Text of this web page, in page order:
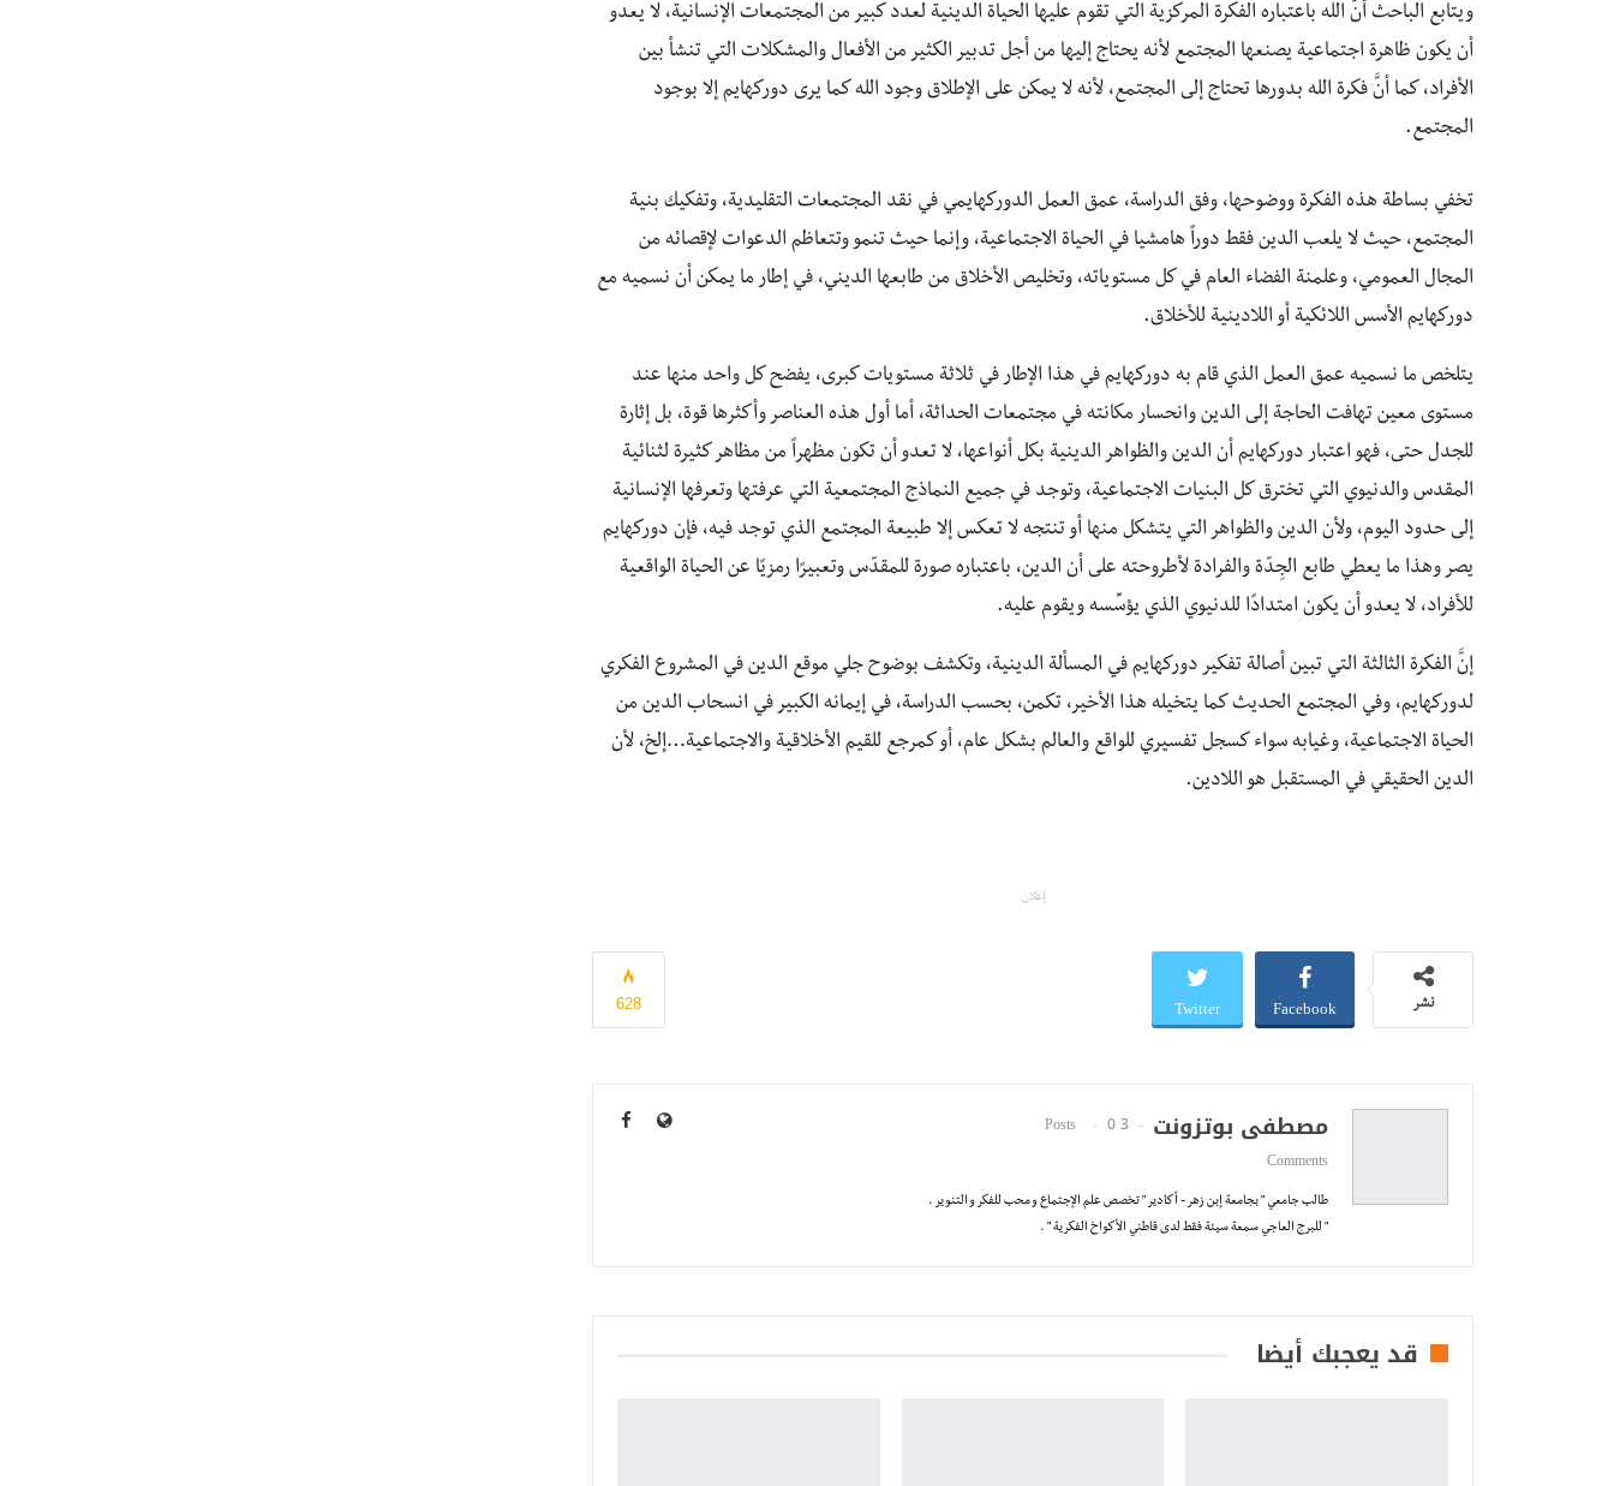
ويتابع الباحث أنَّ الله باعتباره الفكرة المركزية التي تقوم عليها الحياة الدينية لعدد كبير من المجتمعات الإنسانية، لا يعدو
أن يكون ظاهرة اجتماعية يصنعها المجتمع لأنه يحتاج إليها من أجل تدبير الكثير من الأفعال والمشكلات التي تنشأ بين
الأفراد، كما أنَّ فكرة الله بدورها تحتاج إلى المجتمع، لأنه لا يمكن على الإطلاق وجود الله كما يرى دوركهايم إلا بوجود
المجتمع.
تخفي بساطة هذه الفكرة ووضوحها، وفق الدراسة، عمق العمل الدوركهايمي في نقد المجتمعات التقليدية، وتفكيك بنية
المجتمع، حيث لا يلعب الدين فقط دوراً هامشيا في الحياة الاجتماعية، وإنما حيث تنمو وتتعاظم الدعوات لإقصائه من
المجال العمومي، وعلمنة الفضاء العام في كل مستوياته، وتخليص الأخلاق من طابعها الديني، في إطار ما يمكن أن نسميه مع
دوركهايم الأسس اللائكية أو اللادينية للأخلاق.
يتلخص ما نسميه عمق العمل الذي قام به دوركهايم في هذا الإطار في ثلاثة مستويات كبرى، يفضح كل واحد منها عند
مستوى معين تهافت الحاجة إلى الدين وانحسار مكانته في مجتمعات الحداثة، أما أول هذه العناصر وأكثرها قوة، بل إثارة
للجدل حتى، فهو اعتبار دوركهايم أن الدين والظواهر الدينية بكل أنواعها، لا تعدو أن تكون مظهراً من مظاهر كثيرة لثنائية
المقدس والدنيوي التي تخترق كل البنيات الاجتماعية، وتوجد في جميع النماذج المجتمعية التي عرفتها وتعرفها الإنسانية
إلى حدود اليوم، ولأن الدين والظواهر التي يتشكل منها أو تنتجه لا تعكس إلا طبيعة المجتمع الذي توجد فيه، فإن دوركهايم
يصر وهذا ما يعطي طابع الجِدّة والفرادة لأطروحته على أن الدين، باعتباره صورة للمقدّس وتعبيرًا رمزيًا عن الحياة الواقعية
للأفراد، لا يعدو أن يكون امتدادًا للدنيوي الذي يؤسِّسه ويقوم عليه.
إنَّ الفكرة الثالثة التي تبين أصالة تفكير دوركهايم في المسألة الدينية، وتكشف بوضوح جلي موقع الدين في المشروع الفكري
لدوركهايم، وفي المجتمع الحديث كما يتخيله هذا الأخير، تكمن، بحسب الدراسة، في إيمانه الكبير في انسحاب الدين من
الحياة الاجتماعية، وغيابه سواء كسجل تفسيري للواقع والعالم بشكل عام، أو كمرجع للقيم الأخلاقية والاجتماعية…إلخ، لأن
الدين الحقيقي في المستقبل هو اللادين.
إعلان
628 نشر Facebook
Twitter
مصطفى بوتزونت 3 Posts
0
Comments
طالب جامعي " بجامعة إبن زهر - أكادير " تخصص علم الإجتماع و محب للفكر و التنوير .
" للبرج العاجي سمعة سيئة فقط لدى قاطني الأكواخ الفكرية " .
قد يعجبك أيضا